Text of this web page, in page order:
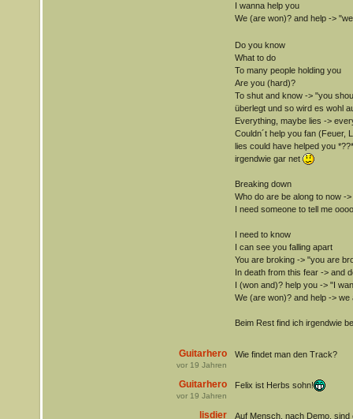
I wanna help you
We (are won)? and help ->
Do you know
What to do
To many people holding you
Are you (hard)?
To shut and know -> "you
überlegt und so wird es wohl
Everything, maybe lies ->
Couldn´t help you fan (Feuer,
lies could have helped you
irgendwie gar net
Breaking down
Who do are be along to now -
I need someone to tell me
I need to know
I can see you falling apart
You are broking -> "you are
In death from this fear -> and
I (won and)? help you -> "I
We (are won)? and help -> we
Beim Rest find ich irgendwie
Guitarhero
vor 19 Jahren
Wie findet man den Track?
Guitarhero
vor 19 Jahren
Felix ist Herbs sohn!
lisdier Auf Mensch, nach Demo, sind